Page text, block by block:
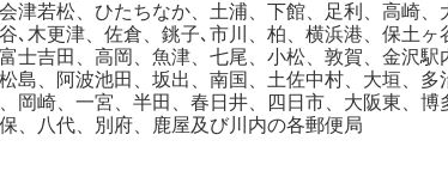
津若松、ひたちなか、土浦、下館、足利、高崎、
､木更津、佐倉、銚子､市川、柏、横浜港、保土ヶ
士吉田、高岡、魚津、七尾、小松、敦賀、金沢駅
島、阿波池田、坂出、南国、土佐中村、大垣、多
岡崎、一宮、半田、春日井、四日市、大阪東、博
、八代、別府、鹿屋及び川内の各郵便局